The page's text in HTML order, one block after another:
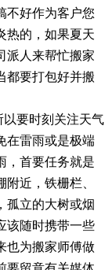
不好作为客户您
热的，如果夏天
派人来帮忙搬家
都要打包好并搬
要时刻关注天气
在雷雨或是极端
，首要任务就是
近，铁栅栏、
孤立的大树或烟
该随时携带一些
也为搬家师傅做